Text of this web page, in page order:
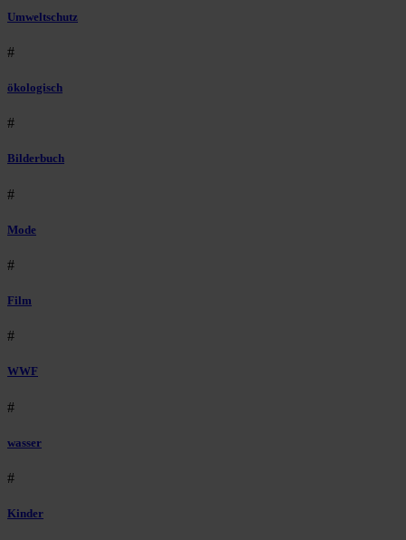
Umweltschutz
#
ökologisch
#
Bilderbuch
#
Mode
#
Film
#
WWF
#
wasser
#
Kinder